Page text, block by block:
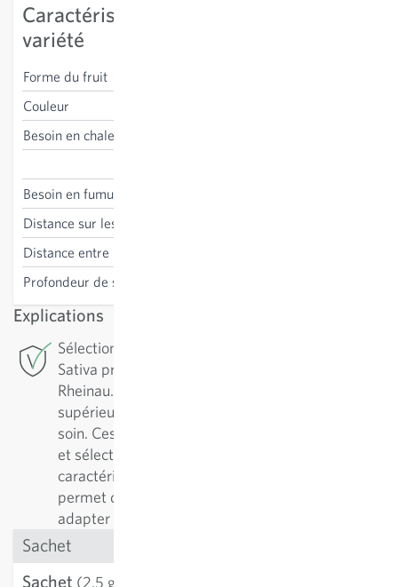
Caractéristiques spécifiques à la
variété
Forme du fruit
Couleur
Besoin en chaleur
Besoin en fumure
Distance sur les lignes
Distance entre les lignes
Profondeur de semis
Explications
Sélection de conservation: Pour cette variété,
Sativa pratique la sélection de conservation à
Rheinau. Pour assurer une variété de qualité
supérieure, il est essentiel de l’entretenir avec
soin. Ces variétés sont régulièrement reproduites
et sélectionnées en fonction de leurs
caractéristiques positives. Cette démarche
permet de les améliorer continuellement et de les
adapter aux conditions de culture.
Sachet
Sachet (2.5 g)